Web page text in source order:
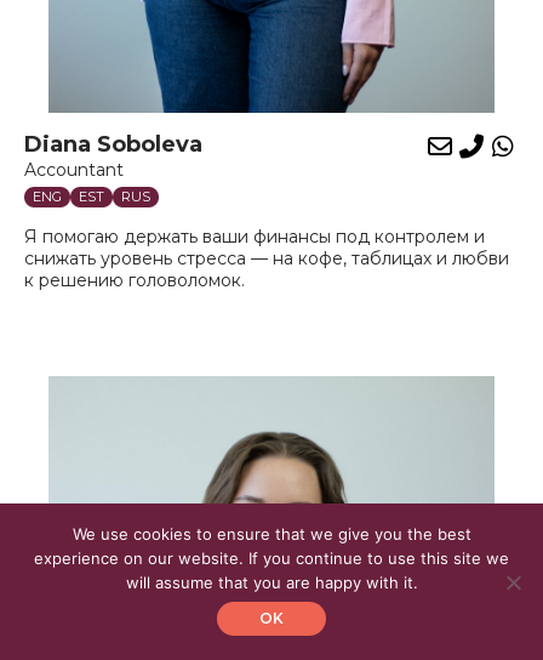
Diana Soboleva
Accountant
ENG EST RUS
Я помогаю держать ваши финансы под контролем и
снижать уровень стресса — на кофе, таблицах и любви
к решению головоломок.
E-
We use cookies to ensure that we give you the best
experience on our website. If you continue to use this site we
will assume that you are happy with it.
OK